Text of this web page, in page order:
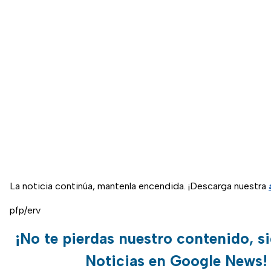
La noticia continúa, mantenla encendida. ¡Descarga nuestra
pfp/erv
¡No te pierdas nuestro contenido,
Noticias en Google News!